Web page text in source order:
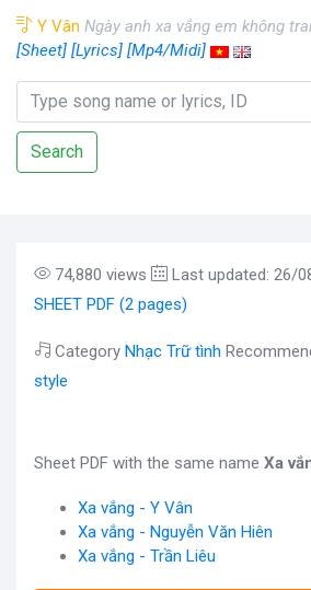
Y Vân Ngày anh xa vắng em không
[Sheet] [Lyrics] [Mp4/Midi]
Search
74,880 views Last updated: 26/
SHEET PDF (2 pages)
Category Nhạc Trữ tình
style
Sheet PDF with the same name Xa
Xa vắng - Y Vân
Xa vắng - Nguyễn Văn Hiên
Xa vắng - Trần Liêu